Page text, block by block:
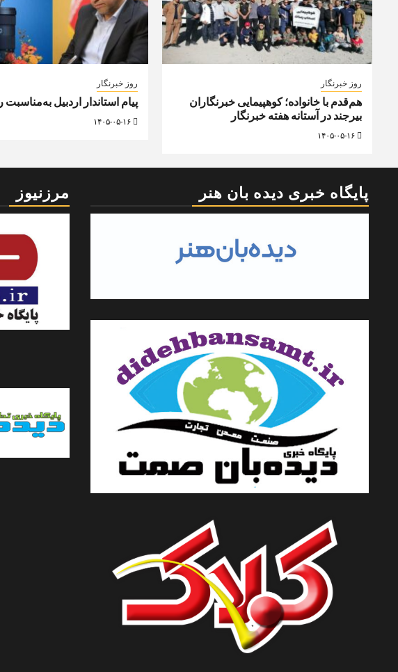
روز خبرنگار
هم‌قدم با خانواده؛ کوهپیمایی خبرنگاران
بیرجند در آستانه هفته خبرنگار
روز خبرنگار
پیام استاندار اردبیل به‌مناسبت
۱۴۰۵-۰۵-۱۶
مرزنیوز پایگاه خبری دیده بان هنر